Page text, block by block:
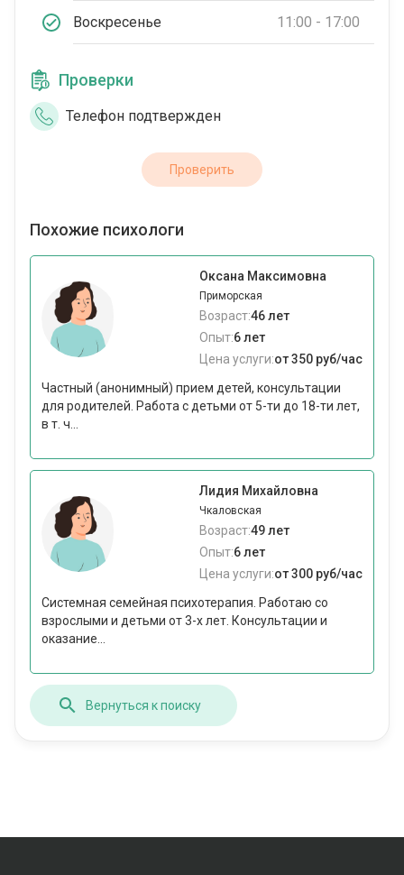
Воскресенье 11:00 - 17:00
Проверки
Телефон подтвержден
Проверить
Похожие психологи
Оксана Максимовна
Приморская
Возраст:46 лет
Опыт:6 лет
Цена услуги:от 350 руб/час
Частный (анонимный) прием детей, консультации
для родителей. Работа с детьми от 5-ти до 18-ти лет,
в т. ч...
Лидия Михайловна
Чкаловская
Возраст:49 лет
Опыт:6 лет
Цена услуги:от 300 руб/час
Системная семейная психотерапия. Работаю со
взрослыми и детьми от 3-х лет. Консультации и
оказание...
Вернуться к поиску